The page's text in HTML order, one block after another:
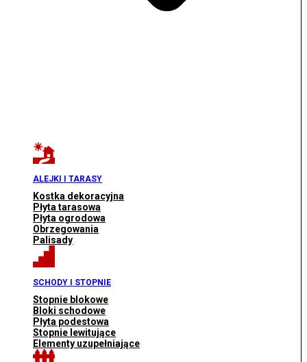
ALEJKI I TARASY
Kostka dekoracyjna
Płyta tarasowa
Płyta ogrodowa
Obrzegowania
Palisady
SCHODY I STOPNIE
Stopnie blokowe
Bloki schodowe
Płyta podestowa
Stopnie lewitujące
Elementy uzupełniające